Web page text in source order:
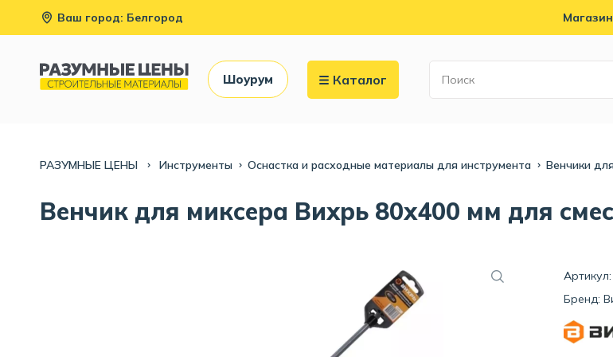
Ваш город: Белгород Магазин
Шоурум Каталог
РАЗУМНЫЕ ЦЕНЫ Инструменты Оснастка и расходные материалы для инструмента Венчики
Венчик для миксера Вихрь 80х400 мм для
Бренд: